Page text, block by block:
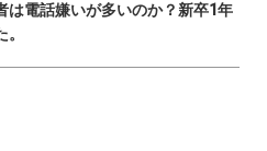
は電話嫌いが多いのか？新卒1年